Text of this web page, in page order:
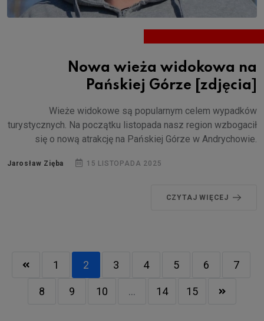
Nowa wieża widokowa na
Pańskiej Górze [zdjęcia]
Wieże widokowe są popularnym celem wypadków
turystycznych. Na początku listopada nasz region wzbogacił
się o nową atrakcję na Pańskiej Górze w Andrychowie.
Jarosław Zięba 15 LISTOPADA 2025
CZYTAJ WIĘCEJ
1 2 3 4 5 6 7
8 9 10 ... 14 15